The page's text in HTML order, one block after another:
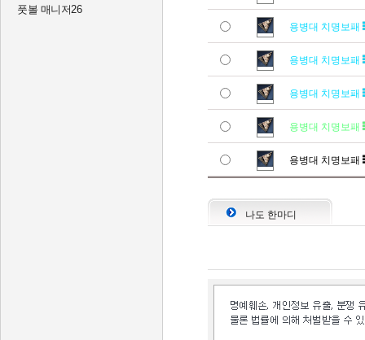
풋볼 매니저26
용병대 치명보패
용병대 치명보패
용병대 치명보패
용병대 치명보패
용병대 치명보패
나도 한마디